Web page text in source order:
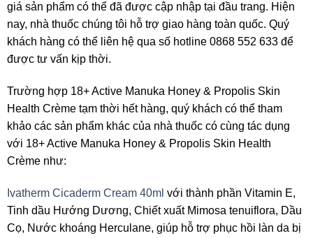
giá sản phẩm có thể đã được cập nhập tại đầu trang. Hiện
nay, nhà thuốc chúng tôi hỗ trợ giao hàng toàn quốc. Quý
khách hàng có thể liên hệ qua số hotline 0868 552 633 để
được tư vấn kịp thời.
Trường hợp 18+ Active Manuka Honey & Propolis Skin
Health Crème tạm thời hết hàng, quý khách có thể tham
khảo các sản phẩm khác của nhà thuốc có cùng tác dụng
với 18+ Active Manuka Honey & Propolis Skin Health
Crème như:
Ivatherm Cicaderm Cream 40ml với thành phần Vitamin E,
Tinh dầu Hướng Dương, Chiết xuất Mimosa tenuiflora, Dầu
Cọ, Nước khoáng Herculane, giúp hỗ trợ phục hồi làn da bị